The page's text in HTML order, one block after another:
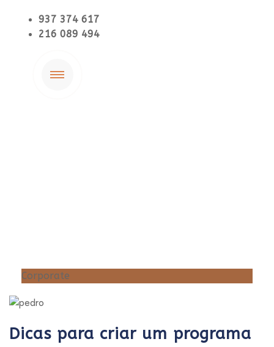
937 374 617
216 089 494
Corporate
Dicas para criar um programa